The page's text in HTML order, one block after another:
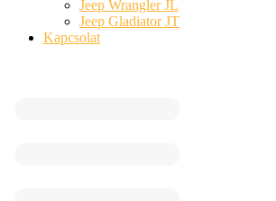
Jeep Wrangler JL
Jeep Gladiator JT
Kapcsolat